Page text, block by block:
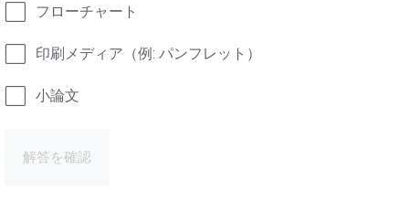
フローチャート
印刷メディア（例: パンフレット）
小論文
解答を確認